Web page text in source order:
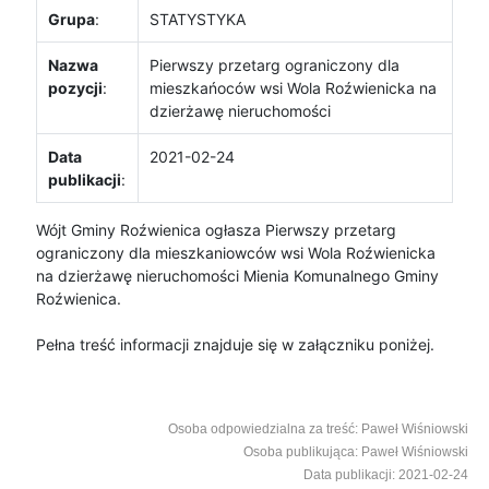
Grupa: STATYSTYKA
Nazwa
pozycji:
Pierwszy przetarg ograniczony dla
mieszkańoców wsi Wola Roźwienicka na
dzierżawę nieruchomości
Data
publikacji:
2021-02-24
Wójt Gminy Roźwienica ogłasza Pierwszy przetarg
ograniczony dla mieszkaniowców wsi Wola Roźwienicka
na dzierżawę nieruchomości Mienia Komunalnego Gminy
Roźwienica.
Pełna treść informacji znajduje się w załączniku poniżej.
Osoba odpowiedzialna za treść: Paweł Wiśniowski
Osoba publikująca: Paweł Wiśniowski
Data publikacji: 2021-02-24